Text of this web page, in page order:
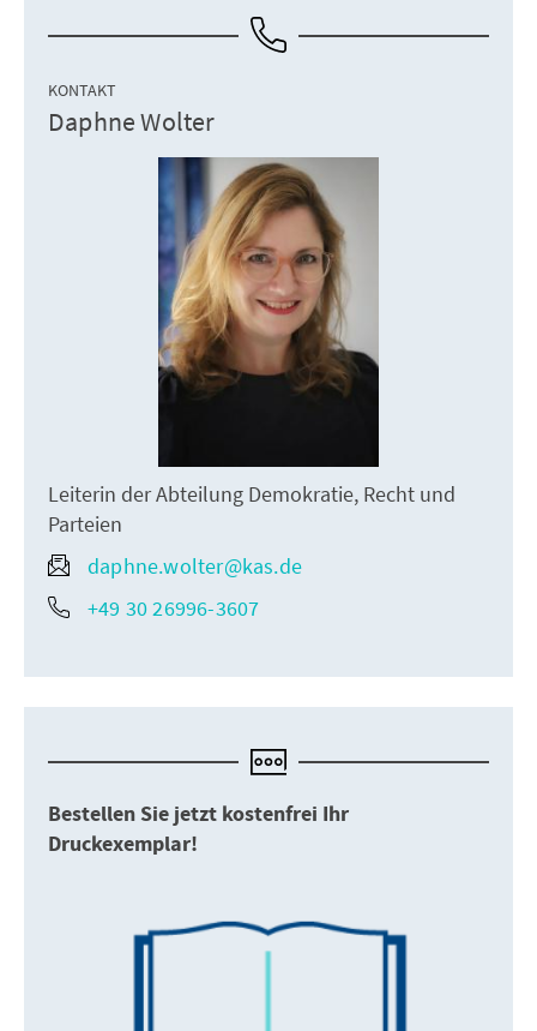
KONTAKT
Daphne Wolter
Leiterin der Abteilung Demokratie, Recht und
Parteien
daphne.wolter@kas.de
+49 30 26996-3607
Bestellen Sie jetzt kostenfrei Ihr
Druckexemplar!